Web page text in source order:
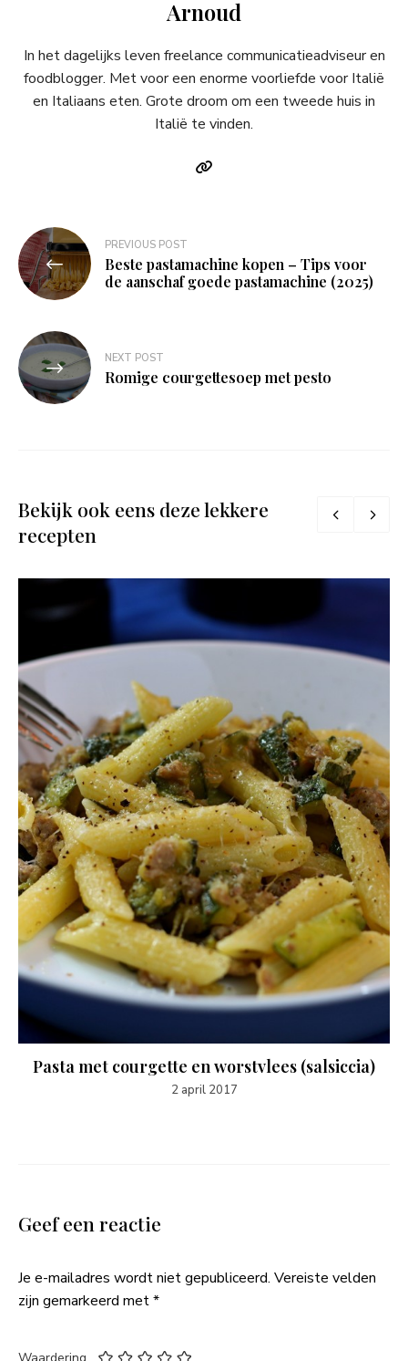
Arnoud
In het dagelijks leven freelance communicatieadviseur en
foodblogger. Met voor een enorme voorliefde voor Italië
en Italiaans eten. Grote droom om een tweede huis in
Italië te vinden.
Bericht
navigatie
PREVIOUS POST
Beste pastamachine kopen – Tips voor
de aanschaf goede pastamachine (2025)
NEXT POST
Romige courgettesoep met pesto
Bekijk ook eens deze lekkere
recepten
Pasta met courgette en worstvlees (salsiccia)
2 april 2017
Geef een reactie
Je e-mailadres wordt niet gepubliceerd. Vereiste velden
zijn gemarkeerd met*